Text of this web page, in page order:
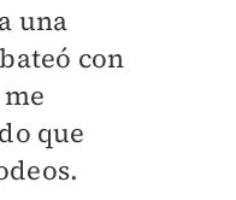
una
con
que